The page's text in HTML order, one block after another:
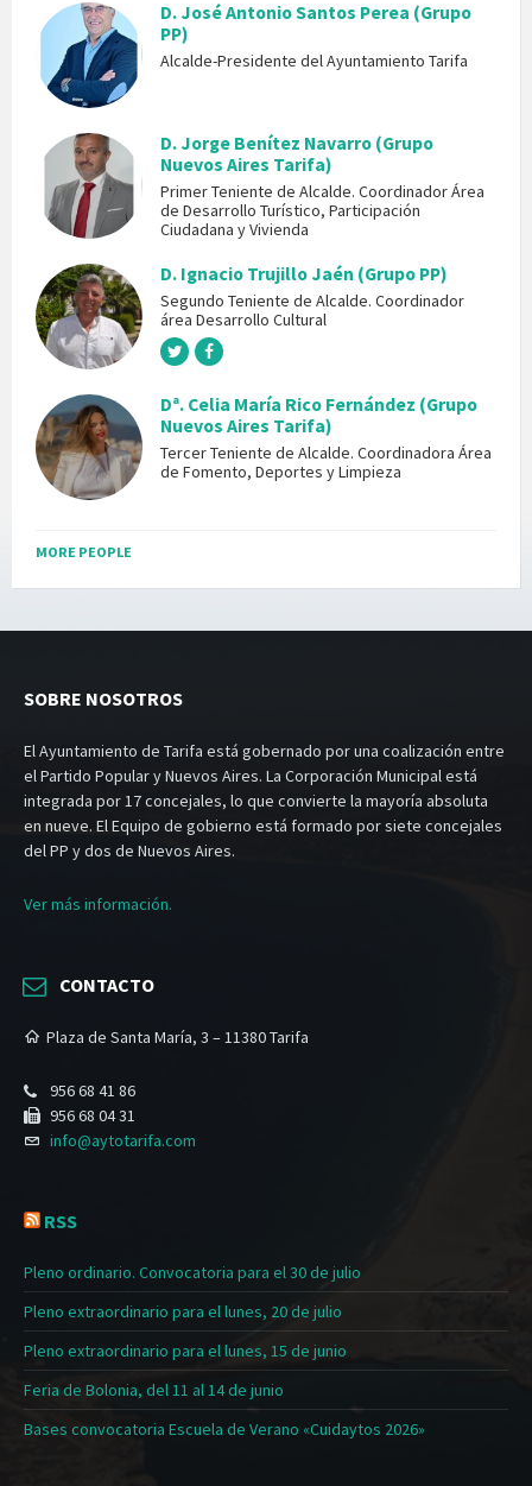
D. José Antonio Santos Perea (Grupo
PP)
Alcalde-Presidente del Ayuntamiento Tarifa
D. Jorge Benítez Navarro (Grupo
Nuevos Aires Tarifa)
Primer Teniente de Alcalde. Coordinador Área
de Desarrollo Turístico, Participación
Ciudadana y Vivienda
D. Ignacio Trujillo Jaén (Grupo PP)
Segundo Teniente de Alcalde. Coordinador
área Desarrollo Cultural
Dª. Celia María Rico Fernández (Grupo
Nuevos Aires Tarifa)
Tercer Teniente de Alcalde. Coordinadora Área
de Fomento, Deportes y Limpieza
MORE PEOPLE
SOBRE NOSOTROS
El Ayuntamiento de Tarifa está gobernado por una coalización entre
el Partido Popular y Nuevos Aires. La Corporación Municipal está
integrada por 17 concejales, lo que convierte la mayoría absoluta
en nueve. El Equipo de gobierno está formado por siete concejales
del PP y dos de Nuevos Aires.
Ver más información.
CONTACTO
Plaza de Santa María, 3 – 11380 Tarifa
956 68 41 86
956 68 04 31
info@aytotarifa.com
RSS
Pleno ordinario. Convocatoria para el 30 de julio
Pleno extraordinario para el lunes, 20 de julio
Pleno extraordinario para el lunes, 15 de junio
Feria de Bolonia, del 11 al 14 de junio
Bases convocatoria Escuela de Verano «Cuidaytos 2026»